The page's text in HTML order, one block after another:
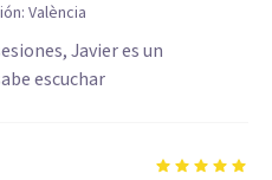
València
Javier es un
escuchar